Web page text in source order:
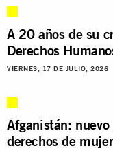
A 20 años de su
Derechos
VIERNES, 17 DE JULIO, 2026
Afganistán:
derechos de